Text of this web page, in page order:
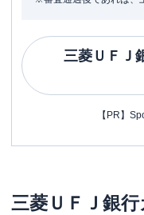
三菱ＵＦＪ
【PR】
三菱ＵＦＪ銀